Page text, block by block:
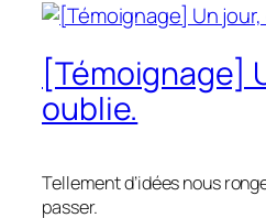
[Témoignage]
oublie.
Tellement d’idées nous
passer.